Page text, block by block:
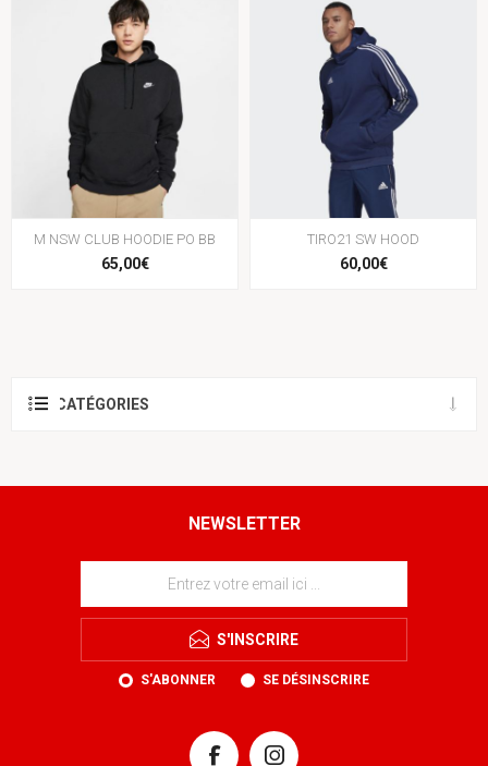
M NSW CLUB HOODIE PO BB
65,00€
TIRO21 SW HOOD
60,00€
CATÉGORIES
NEWSLETTER
S'INSCRIRE
S'ABONNER SE DÉSINSCRIRE